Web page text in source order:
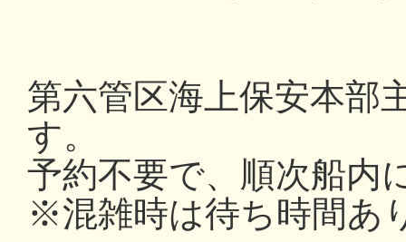
第六管区海上保安本部
す。
予約不要で、順次船内
※混雑時は待ち時間あ